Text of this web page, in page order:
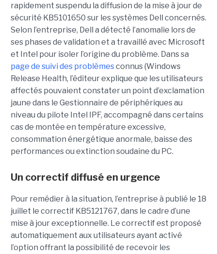
rapidement suspendu la diffusion de la mise à jour de
sécurité KB5101650 sur les systèmes Dell concernés.
Selon l’entreprise, Dell a détecté l’anomalie lors de
ses phases de validation et a travaillé avec Microsoft
et Intel pour isoler l’origine du problème. Dans sa
page de suivi des problèmesconnus (Windows
Release Health, l’éditeur explique que les utilisateurs
affectés pouvaient constater un point d’exclamation
jaune dans le Gestionnaire de périphériques au
niveau du pilote Intel IPF, accompagné dans certains
cas de montée en température excessive,
consommation énergétique anormale, baisse des
performances ou extinction soudaine du PC.
Un correctif diffusé en urgence
Pour remédier à la situation, l’entreprise à publié le 18
juillet le correctif KB5121767, dans le cadre d’une
mise à jour exceptionnelle. Le correctif est proposé
automatiquement aux utilisateurs ayant activé
l’option offrant la possibilité de recevoir les